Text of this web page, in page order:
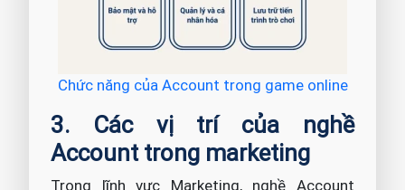
Chức năng của Account trong game online
3. Các vị trí của nghề
Account trong marketing
Trong lĩnh vực Marketing, nghề Account